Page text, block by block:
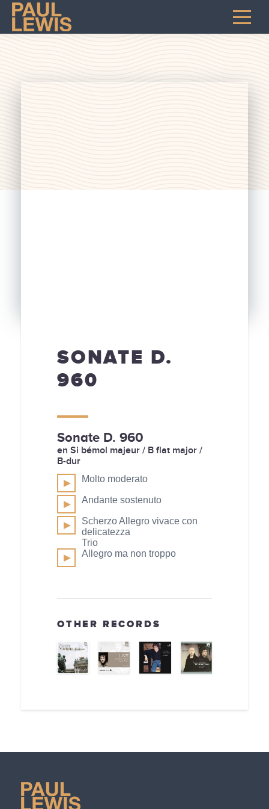
SONATE D.
960
Sonate D. 960
en Si bémol majeur / B flat major /
B-dur
Molto moderato
Andante sostenuto
Scherzo Allegro vivace con
delicatezza
Trio
Allegro ma non troppo
OTHER RECORDS